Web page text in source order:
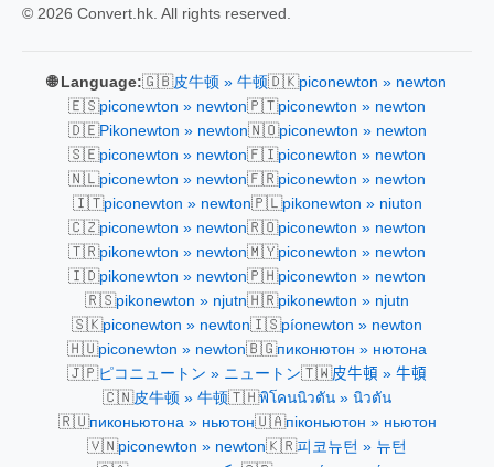
© 2026 Convert.hk. All rights reserved.
🌐 Language:🇬🇧皮牛顿 » 牛顿🇩🇰piconewton » newton
🇪🇸piconewton » newton🇵🇹piconewton » newton
🇩🇪Pikonewton » newton🇳🇴piconewton » newton
🇸🇪piconewton » newton🇫🇮piconewton » newton
🇳🇱piconewton » newton🇫🇷piconewton » newton
🇮🇹piconewton » newton🇵🇱pikonewton » niuton
🇨🇿piconewton » newton🇷🇴piconewton » newton
🇹🇷pikonewton » newton🇲🇾piconewton » newton
🇮🇩pikonewton » newton🇵🇭piconewton » newton
🇷🇸pikonewton » njutn🇭🇷pikonewton » njutn
🇸🇰piconewton » newton🇮🇸píonewton » newton
🇭🇺piconewton » newton🇧🇬пиконютон » нютона
🇯🇵ピコニュートン » ニュートン🇹🇼皮牛頓 » 牛頓
🇨🇳皮牛顿 » 牛顿🇹🇭พิโคนนิวตัน » นิวตัน
🇷🇺пиконьютона » ньютон🇺🇦піконьютон » ньютон
🇻🇳piconewton » newton🇰🇷피코뉴턴 » 뉴턴